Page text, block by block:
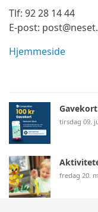
Tlf: 92 28 14 44
E-post:
Hjemmeside
tirsdag 09.
fredag 20.